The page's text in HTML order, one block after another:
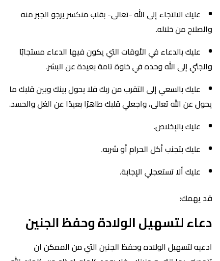
عليك الالتجاء إلى الله -تعالى- بقلب منكسر يرجو الجبر منه
والصلاح من خلاله.
عليك بالدعاء في الأوقات التي يكون فيها الدعاء مستجابًا
والجئي إلى الله وحده في خلوة تامة بعيدة عن البشر.
عليك بالسعي إلى التقرب من ربك فلا يحول بينك وبين قلبك ما
يحول عن الله تعالى، واجعلي قلبك طاهرًا بعيدًا عن الغل والحسد.
عليك بالإخلاص.
عليك بتجنب أكل الحرام أو شربه.
عليك ألا تستعجلي الإجابة.
قد يهمك:
دعاء لتسهيل الولادة وحفظ الجنين
ادعيه لتسهيل الولاده وحفظ الجنين التي من الممكن ان